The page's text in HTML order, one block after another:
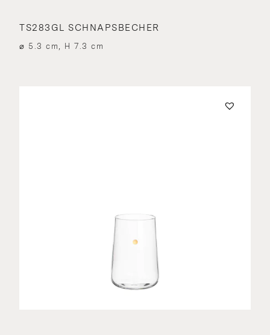
TS283GL SCHNAPSBECHER
⌀ 5.3 cm, H 7.3 cm